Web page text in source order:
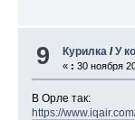
9 Курилка /У
« : 30 ноября
В Орле так:
https://